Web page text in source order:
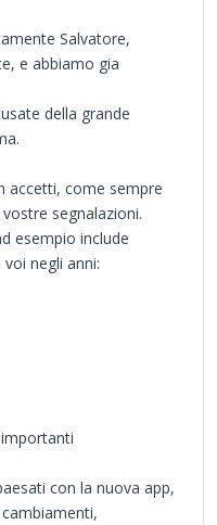
Salvatore,
e abbiamo gia
della grande
accetti, come sempre
segnalazioni.
esempio include
negli anni:
con la nuova app,